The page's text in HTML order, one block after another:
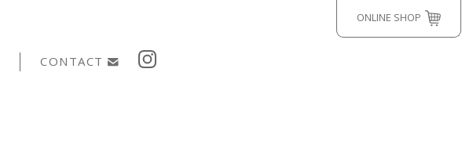
ONLINE SHOP
CONTACT